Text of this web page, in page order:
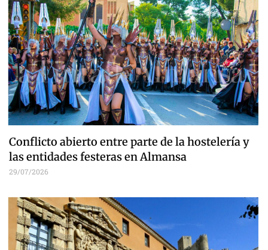
Conflicto abierto entre parte de la hostelería y
las entidades festeras en Almansa
29/07/2026